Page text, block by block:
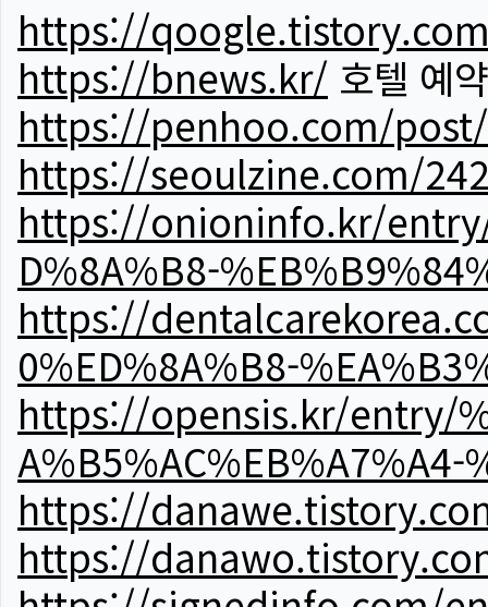
https://
https://bnews.kr/ 호텔 예약
https://penhoo.com/
https://seoulzine.com/
https://onioninfo.kr/entry/
D%8A%B8-
https://
0%ED%8A%B8-
https://opensis.kr/entry/
A%B5%AC%EB%A7%A4-
https://
https://